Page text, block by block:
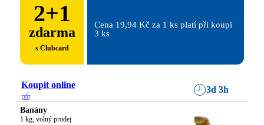
2+1
zdarma
s Clubcard
Cena 19,94 Kč za 1 ks platí při koupi
3 ks
Koupit online 3d 3h
Banány
1 kg, volný prodej